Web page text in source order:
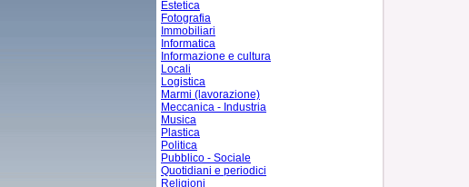
Estetica
Fotografia
Immobiliari
Informatica
Informazione e cultura
Locali
Logistica
Marmi (lavorazione)
Meccanica - Industria
Musica
Plastica
Politica
Pubblico - Sociale
Quotidiani e periodici
Religioni